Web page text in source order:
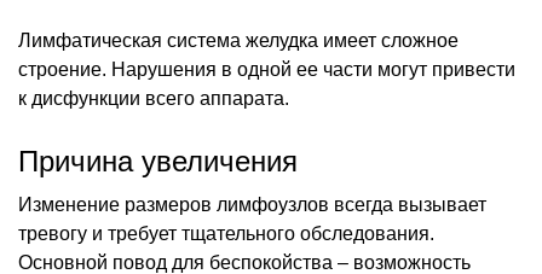
Лимфатическая система желудка имеет сложное
строение. Нарушения в одной ее части могут привести
к дисфункции всего аппарата.
Причина увеличения
Изменение размеров лимфоузлов всегда вызывает
тревогу и требует тщательного обследования.
Основной повод для беспокойства – возможность